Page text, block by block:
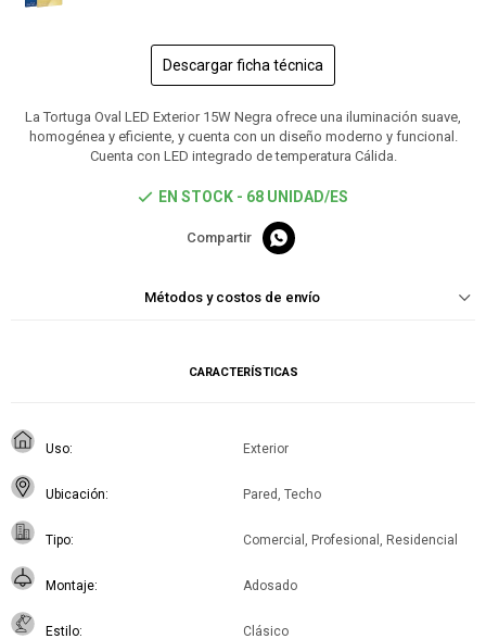
Descargar ficha técnica
La Tortuga Oval LED Exterior 15W Negra ofrece una iluminación suave,
homogénea y eficiente, y cuenta con un diseño moderno y funcional.
Cuenta con LED integrado de temperatura Cálida.
EN STOCK - 68 UNIDAD/ES

Métodos y costos de envío
CARACTERÍSTICAS
Uso Exterior
Ubicación Pared, Techo
Tipo Comercial, Profesional, Residencial
Montaje Adosado
Estilo Clásico